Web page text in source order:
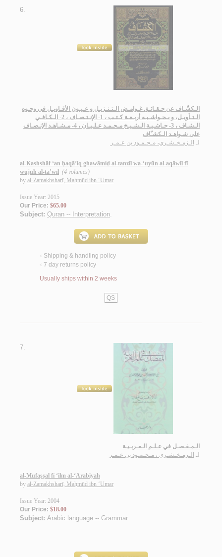
6.
الـكشّـاف عن حـقـائـق غـوامـض الـتـنـزيـل و عـيـون الأقـاويـل في وجـوه
الـتـأويـل، و بـحـواشـيـه أربـعـة كـتـب ، 1- الإنـتـصـاف ، 2- الـكـافـي
الـشـاف ، 3- حـاشـيـة الـشـيـخ مـحـمـد عـلـيـان ، 4- مـشـاهـد الإنـصـاف
على شـواهـد الـكشـّاف
لـ الـزمـخـشـري، مـحـمـود بن عـمـر
al-Kashshāf ‘an ḥaqā’iq ghawāmiḍ al-tanzīl wa-‘uyūn al-aqāwīl fī
wujūh al-ta’wīl (4 volumes)
by al-Zamakhsharī, Maḥmūd ibn ‘Umar
Issue Year: 2015
Our Price: $65.00
Subject: Quran -- Interpretation.
< Shipping & handling policy
< 7 day returns policy
Usually ships within 2 weeks
QS
7.
الـمـفـصـل في عـلـم الـعـربـيـة
لـ الـزمـخـشـري ، مـحـمـود بن عـمـر
al-Mufaṣṣal fī ‘ilm al-‘Arabīyah
by al-Zamakhsharī, Maḥmūd ibn ‘Umar
Issue Year: 2004
Our Price: $18.00
Subject: Arabic language -- Grammar.